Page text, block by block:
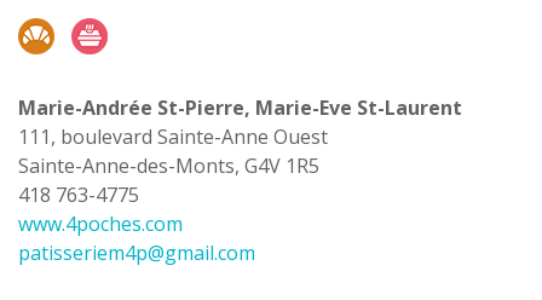
Marie-Andrée St-Pierre, Marie-Eve St-Laurent
111, boulevard Sainte-Anne Ouest
Sainte-Anne-des-Monts, G4V 1R5
418 763-4775
www.4poches.com
patisseriem4p@gmail.com